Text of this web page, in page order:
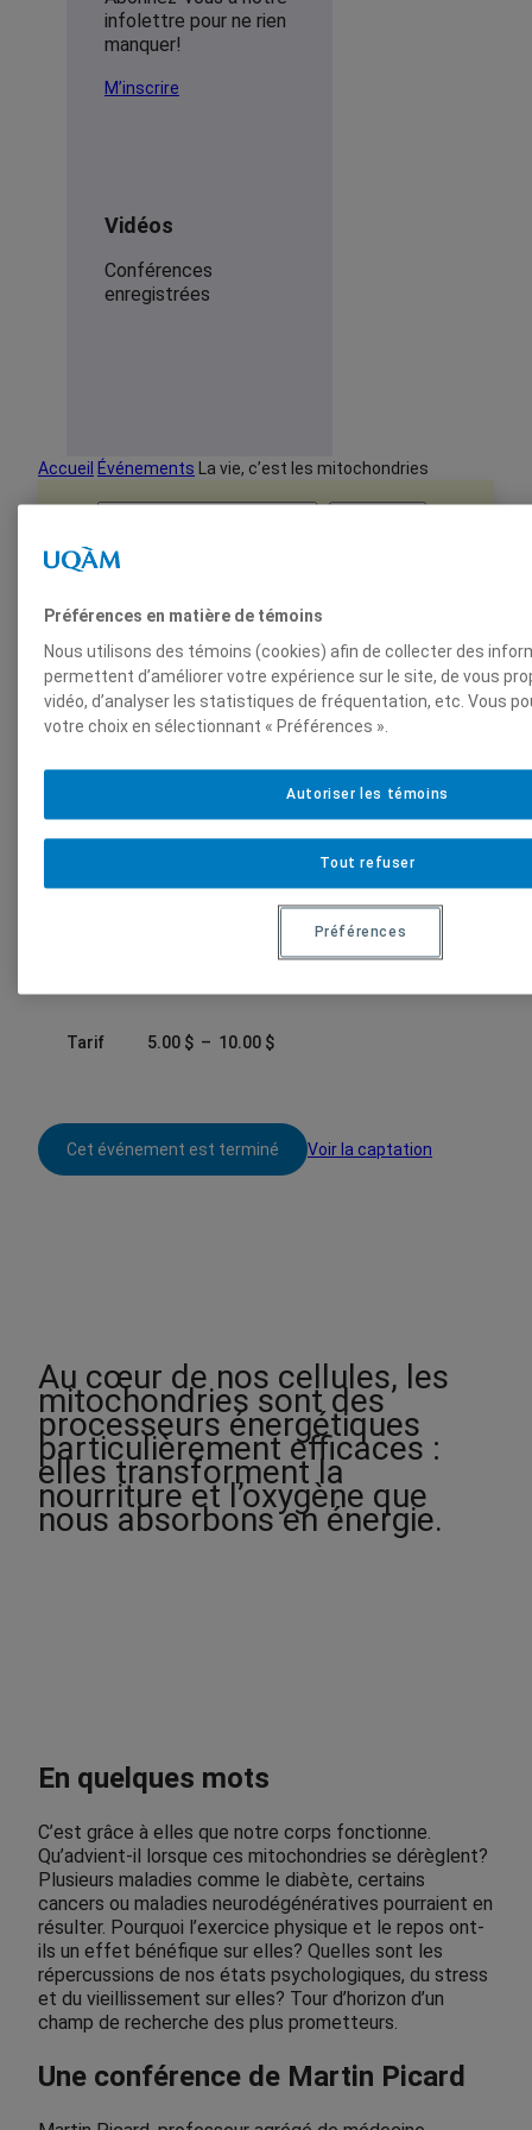
infolettre pour ne rien
manquer!
M’inscrire
Vidéos
Conférences
enregistrées
Accueil Événements La vie, c’est les mitochondries
La vie, c’est les
mitochondries
Tarif 5.00 $ – 10.00 $P
d
0
0
$
à
1
Cet événement est terminé Voir la captation
Au cœur de nos cellules, les
mitochondries sont des
processeurs énergétiques
particulièrement efficaces :
elles transforment la
nourriture et l’oxygène que
nous absorbons en énergie.
En quelques mots
C’est grâce à elles que notre corps fonctionne.
Qu’advient-il lorsque ces mitochondries se dérèglent?
Plusieurs maladies comme le diabète, certains
cancers ou maladies neurodégénératives pourraient en
résulter. Pourquoi l’exercice physique et le repos ont-
ils un effet bénéfique sur elles? Quelles sont les
répercussions de nos états psychologiques, du stress
et du vieillissement sur elles? Tour d’horizon d’un
champ de recherche des plus prometteurs.
Une conférence de Martin Picard
Préférences en matière de témoins
Nous utilisons des témoins (cookies) afin de collecter des
permettent d’améliorer votre expérience sur le site, de vous
vidéo, d’analyser les statistiques de fréquentation, etc. Vous
votre choix en sélectionnant « Préférences ».
Tout refuser
Autoriser les témoins
Préférences